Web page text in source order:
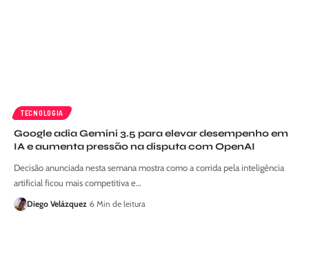
TECNOLOGIA
Google adia Gemini 3.5 para elevar desempenho em
IA e aumenta pressão na disputa com OpenAI
Decisão anunciada nesta semana mostra como a corrida pela inteligência
artificial ficou mais competitiva e…
Diego Velázquez 6 Min de leitura